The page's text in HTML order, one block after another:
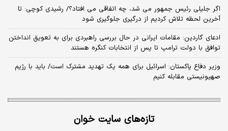
اگر جلیلی رئیس جمهور می شد، چه اتفاقی می افتاد؟/ رشیدی کوچی: تا
آخرین لحظه تلاش کردیم از درگیری جلوگیری شود
ادعای گاردین: مقامات ایرانی در حال بررسی راهبردی برای به تعویق انداختن
توافق با دولت ترامپ تا پس از انتخابات کنگره هستند
وزیر دفاع پاکستان: اسرائیل برای همه یک تهدید مشترک است/ باید با رژیم
صهیونیستی مقابله کنیم
تازه‌های سایت خوان